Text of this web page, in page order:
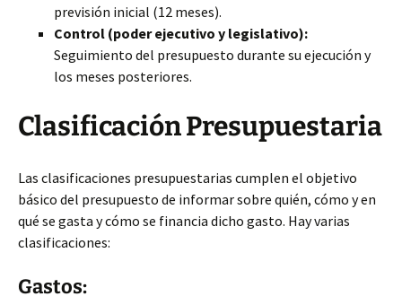
previsión inicial (12 meses).
Control (poder ejecutivo y legislativo):
Seguimiento del presupuesto durante su ejecución y
los meses posteriores.
Clasificación Presupuestaria
Las clasificaciones presupuestarias cumplen el objetivo
básico del presupuesto de informar sobre quién, cómo y en
qué se gasta y cómo se financia dicho gasto. Hay varias
clasificaciones:
Gastos: